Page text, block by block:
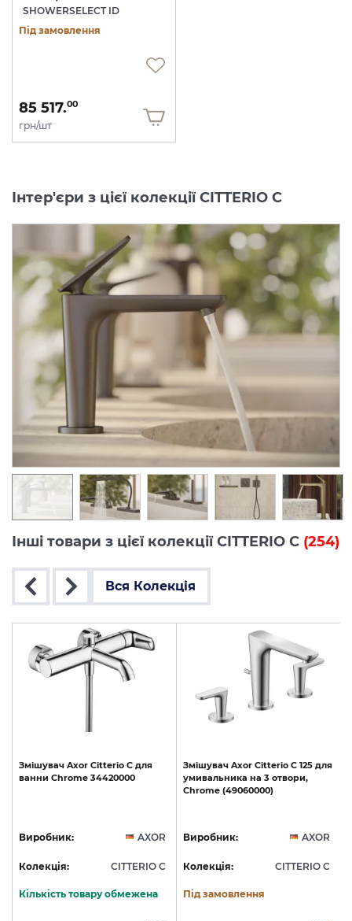
SHOWERSELECT ID
Під замовлення
85 517.00
грн/шт
Інтер'єри з цієї колекції CITTERIO C
Інші товари з цієї колекції CITTERIO C (254)
Вся Колекція
Змішувач Axor Citterio C для
ванни Chrome 34420000
Виробник: AXOR
Колекція: CITTERIO C
Кількість товару обмежена
Змішувач Axor Citterio C 125 для
умивальника на 3 отвори,
Chrome (49060000)
Виробник: AXOR
Колекція: CITTERIO C
Під замовлення